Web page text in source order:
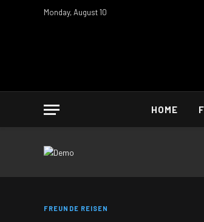
Monday, August 10
HOME
FREUNDE REISEN